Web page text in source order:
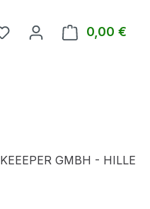
0,00 €
KEEEPER GMBH - HILLE